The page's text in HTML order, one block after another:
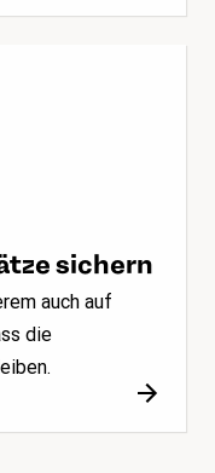
sichern
auch auf
die